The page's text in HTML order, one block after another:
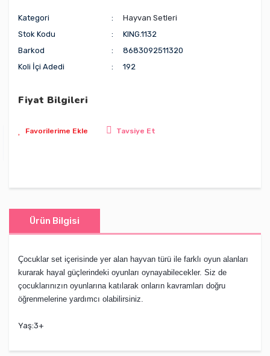
Kategori
Hayvan Setleri
Stok Kodu
KING.1132
Barkod
8683092511320
Koli İçi Adedi
192
Fiyat Bilgileri
Tavsiye Et
Ürün Bilgisi
Çocuklar set içerisinde yer alan hayvan türü ile farklı oyun alanları
kurarak hayal güçlerindeki oyunları oynayabilecekler. Siz de
çocuklarınızın oyunlarına katılarak onların kavramları doğru
öğrenmelerine yardımcı olabilirsiniz.
Yaş:3+